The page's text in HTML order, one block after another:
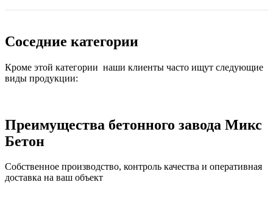
Соседние категории
Кроме этой категории наши клиенты часто ищут следующие
виды продукции:
Преимущества бетонного завода Микс
Бетон
Собственное производство, контроль качества и оперативная
доставка на ваш объект